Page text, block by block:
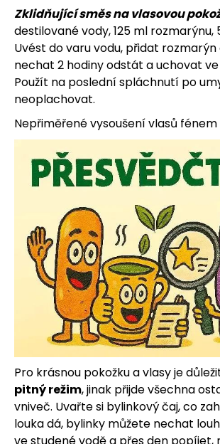
Zklidňující směs na vlasovou
destilované vody, 125 ml rozmarýnu,
Uvést do varu vodu, přidat rozmarýn
nechat 2 hodiny odstát a uchovat
Použít na poslední spláchnutí po
neoplachovat.
Nepřiměřené vysoušení vlasů fénem
Pro krásnou pokožku a vlasy je
pitný režim, jinak přijde všechna
vniveč. Uvařte si bylinkový čaj, co
louka dá, bylinky můžete nechat
ve studené vodě a přes den popíjet,